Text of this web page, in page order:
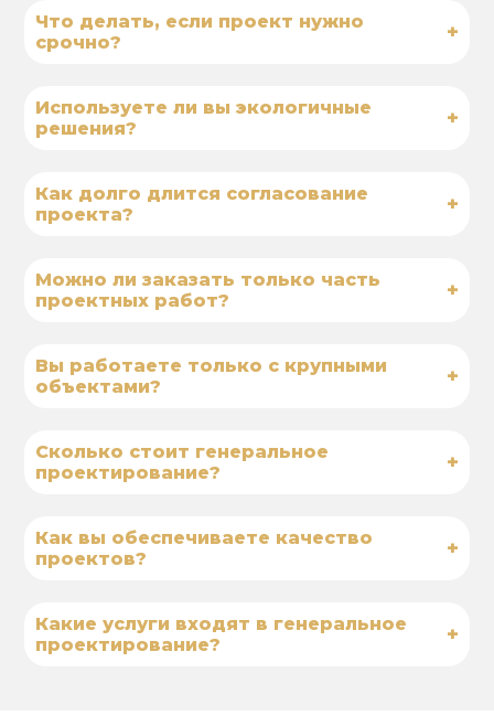
Что делать, если проект нужно
срочно?
+
Используете ли вы экологичные
решения?
+
Как долго длится согласование
проекта?
+
Можно ли заказать только часть
проектных работ?
+
Вы работаете только с крупными
объектами?
+
Сколько стоит генеральное
проектирование?
+
Как вы обеспечиваете качество
проектов?
+
Какие услуги входят в генеральное
проектирование?
+